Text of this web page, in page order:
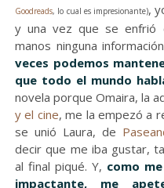
Goodreads, lo cual es impresionante),
y una vez que se enfrió
manos ninguna
veces podemos
que todo el mundo
novela porque Omaira, la
y el cine, me la empezó a
se unió Laura, de
decir que me iba gustar,
al final piqué. Y, como
impactante, me